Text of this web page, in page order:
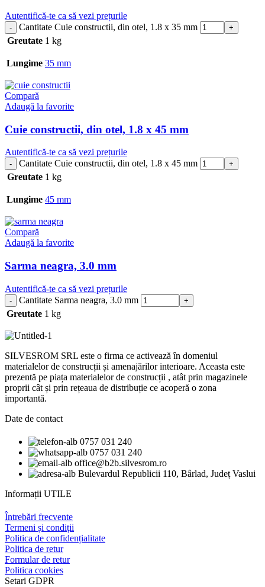
Autentifică-te ca să vezi prețurile
Cantitate Cuie constructii, din otel, 1.8 x 35 mm
Greutate 1 kg
Lungime 35 mm
Compară
Adaugă la favorite
Cuie constructii, din otel, 1.8 x 45 mm
Autentifică-te ca să vezi prețurile
Cantitate Cuie constructii, din otel, 1.8 x 45 mm
Greutate 1 kg
Lungime 45 mm
Compară
Adaugă la favorite
Sarma neagra, 3.0 mm
Autentifică-te ca să vezi prețurile
Cantitate Sarma neagra, 3.0 mm
Greutate 1 kg
SILVESROM SRL este o firma ce activează în domeniul
materialelor de construcții și amenajărilor interioare. Aceasta este
prezentă pe piața materialelor de construcții , atât prin magazinele
proprii cât și prin rețeaua de distribuție ce acoperă o zona
importantă.
Date de contact
0757 031 240
0757 031 240
office@b2b.silvesrom.ro
Bulevardul Republicii 110, Bârlad, Județ Vaslui
Informații UTILE
Întrebări frecvente
Termeni și condiții
Politica de confidențialitate
Politica de retur
Formular de retur
Politica cookies
Setari GDPR